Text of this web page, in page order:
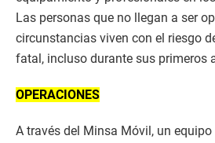
Las personas que no llegan a ser
circunstancias viven con el riesgo
fatal, incluso durante sus primeros
OPERACIONES
A través del Minsa Móvil, un